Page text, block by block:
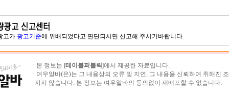
고가 광고기준에 위배되었다고 판단되시면 신고해 주시기바랍니다.
ㆍ본 정보는 [테이블퍼블릭]에서 제공한 자료입니다.
ㆍ여우알바(은)는 그 내용상의 오류 및 지연, 그 내용을 신뢰하여 취해진
지지 않습니다. 본 정보는 여우알바의 동의없이 재배포할 수 없습니다.